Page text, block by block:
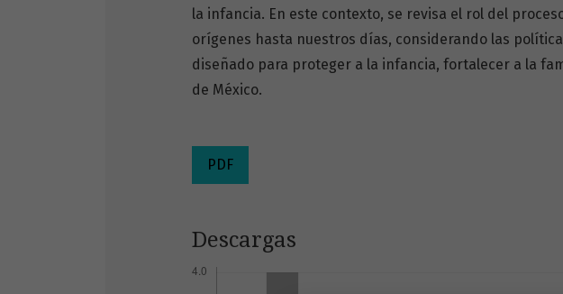
la infancia. En este contexto, se revisa el rol del
orígenes hasta nuestros días, considerando las
diseñado para proteger a la infancia, fortalecer a la
de México.
PDF
Descargas